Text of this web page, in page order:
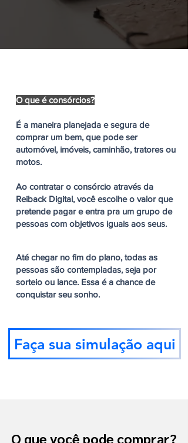
O que é consórcios?
É a maneira planejada e segura de
comprar um bem, que pode ser
automóvel, imóveis, caminhão, tratores ou
motos.
Ao contratar o consórcio através da
Reiback Digital, você escolhe o valor que
pretende pagar e entra pra um grupo de
pessoas com objetivos iguais aos seus.
Até chegar no fim do plano, todas as
pessoas são contempladas, seja por
sorteio ou lance. Essa é a chance de
conquistar seu sonho.
Faça sua simulação aqui
O que você pode comprar?
O que você pode comprar?